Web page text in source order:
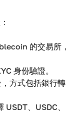
的交易所，
身份驗證。
方式包括銀行轉
USDT、USDC、